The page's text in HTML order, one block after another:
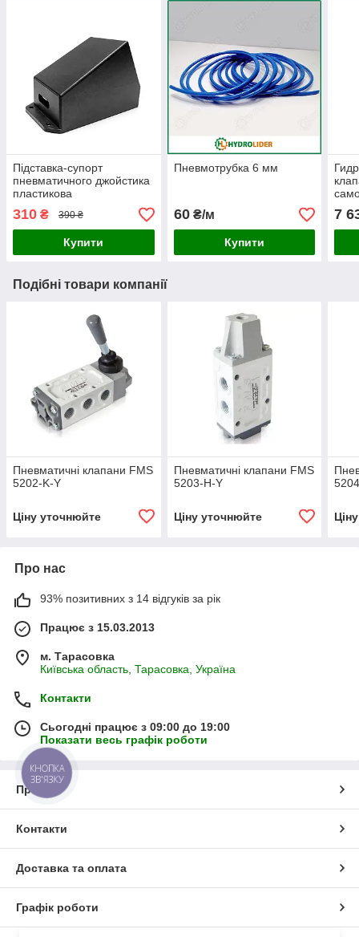
Підставка-супорт
пневматичного джойстика
пластикова
310 ₴ 390 ₴
Купити
Пневмотрубка 6 мм
60₴/м
Купити
7
Подібні товари компанії
Пневматичні клапани FMS
5202-K-Y
Ціну уточнюйте
Пневматичні клапани FMS
5203-H-Y
Ціну уточнюйте
Про нас
93% позитивних з 14 відгуків за рік
Працює з 15.03.2013
м. Тарасовка
Київська область, Тарасовка, Україна
Контакти
Сьогодні працює з 09:00 до 19:00
Показати весь графік роботи
Про нас
Контакти
Доставка та оплата
Графік роботи
КНОПКА
ЗВ'ЯЗКУ